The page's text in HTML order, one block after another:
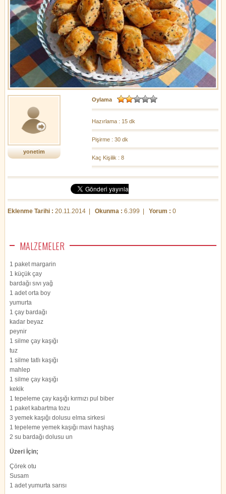
yonetim
Oylama
Hazırlama : 15 dk
Pişirme : 30 dk
Kaç Kişilik : 8
Eklenme Tarihi : 20.11.2014 | Okunma : 6.399 | Yorum : 0
MALZEMELER
1 paket margarin
1 küçük çay
bardağı sıvı yağ
1 adet orta boy
yumurta
1 çay bardağı
kadar beyaz
peynir
1 silme çay kaşığı
tuz
1 silme tatlı kaşığı
mahlep
1 silme çay kaşığı
kekik
1 tepeleme çay kaşığı kırmızı pul biber
1 paket kabartma tozu
3 yemek kaşığı dolusu elma sirkesi
1 tepeleme yemek kaşığı mavi haşhaş
2 su bardağı dolusu un
Üzeri İçin;
Çörek otu
Susam
1 adet yumurta sarısı